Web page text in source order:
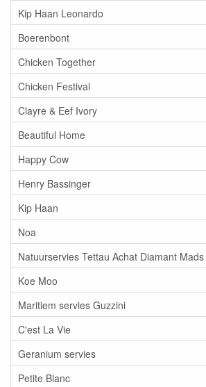
Kip Haan Leonardo
Boerenbont
Chicken Together
Chicken Festival
Clayre & Eef Ivory
Beautiful Home
Happy Cow
Henry Bassinger
Kip Haan
Noa
Natuurservies Tettau Achat Diamant
Koe Moo
Maritiem servies Guzzini
C'est La Vie
Geranium servies
Petite Blanc